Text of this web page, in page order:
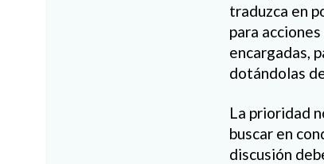
traduzca en
para
encargadas,
dotándolas
La prioridad
buscar en
discusión